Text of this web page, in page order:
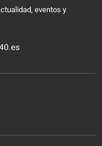
eventos y